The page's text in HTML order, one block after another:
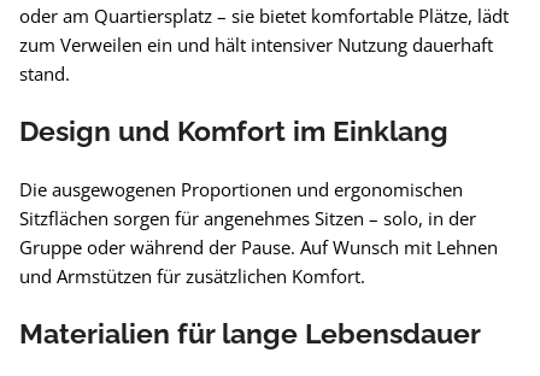
oder am Quartiersplatz – sie bietet komfortable Plätze, lädt
zum Verweilen ein und hält intensiver Nutzung dauerhaft
stand.
Design und Komfort im Einklang
Die ausgewogenen Proportionen und ergonomischen
Sitzflächen sorgen für angenehmes Sitzen – solo, in der
Gruppe oder während der Pause. Auf Wunsch mit Lehnen
und Armstützen für zusätzlichen Komfort.
Materialien für lange Lebensdauer